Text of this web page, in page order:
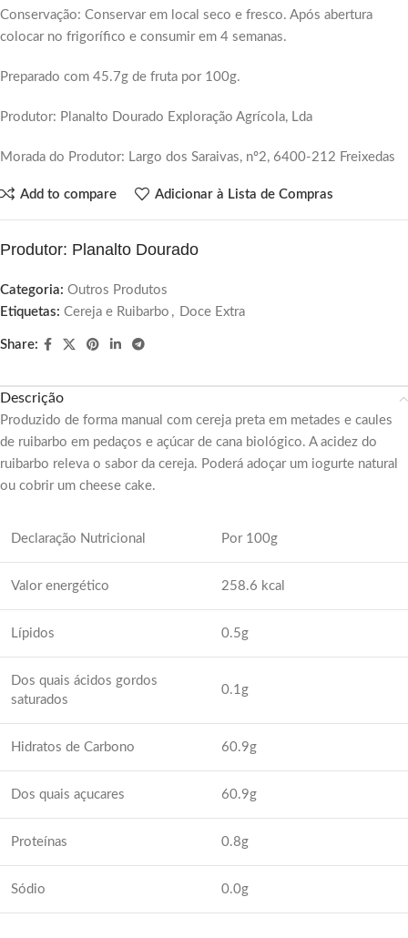
Conservação: Conservar em local seco e fresco. Após abertura
colocar no frigorífico e consumir em 4 semanas.
Preparado com 45.7g de fruta por 100g.
Produtor: Planalto Dourado Exploração Agrícola, Lda
Morada do Produtor: Largo dos Saraivas, nº2, 6400-212 Freixedas
Add to compare Adicionar à Lista de Compras
Produtor: Planalto Dourado
Categoria: Outros Produtos
Etiquetas: Cereja e Ruibarbo , Doce Extra
Share:
Descrição
Produzido de forma manual com cereja preta em metades e caules
de ruibarbo em pedaços e açúcar de cana biológico. A acidez do
ruibarbo releva o sabor da cereja. Poderá adoçar um iogurte natural
ou cobrir um cheese cake.
Declaração Nutricional Por 100g
Valor energético 258.6 kcal
Lípidos 0.5g
Dos quais ácidos gordos
saturados
0.1g
Hidratos de Carbono 60.9g
Dos quais açucares 60.9g
Proteínas 0.8g
Sódio 0.0g